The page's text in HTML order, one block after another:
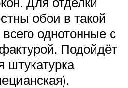
обои в такой
однотонные с
Подойдёт
штукатурка